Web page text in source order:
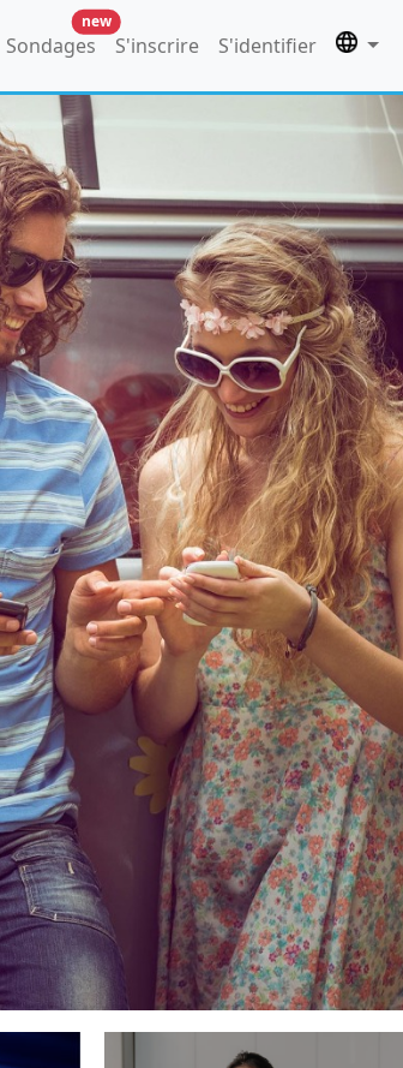
Sondages
new
S'inscrire S'identifier